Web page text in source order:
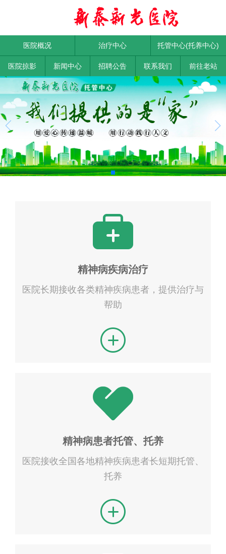
医院概况 治疗中心 托管中心(托养中心)
医院掠影 新闻中心 招聘公告 联系我们 前往老站
精神病疾病治疗
医院长期接收各类精神疾病患者，提供治疗与
帮助
精神病患者托管、托养
医院接收全国各地精神疾病患者长短期托管、
托养